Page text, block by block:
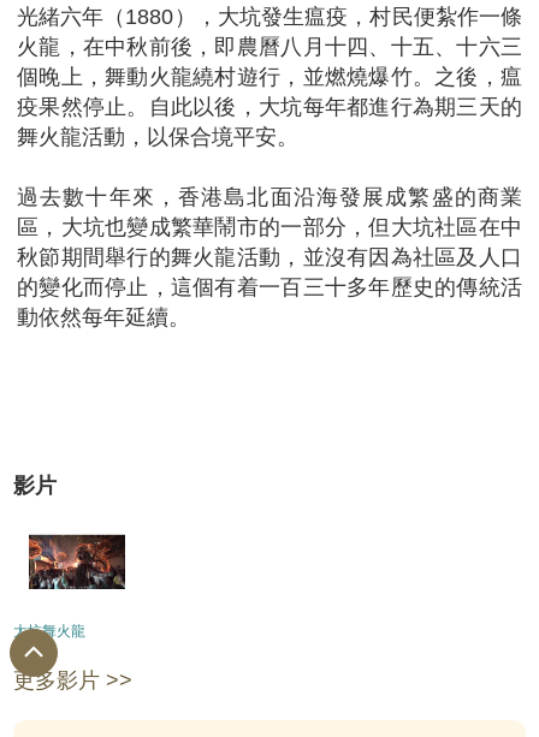
光緒六年（1880），大坑發生瘟疫，村民便紮作一條
火龍，在中秋前後，即農曆八月十四、十五、十六三
個晚上，舞動火龍繞村遊行，並燃燒爆竹。之後，瘟
疫果然停止。自此以後，大坑每年都進行為期三天的
舞火龍活動，以保合境平安。
過去數十年來，香港島北面沿海發展成繁盛的商業
區，大坑也變成繁華鬧市的一部分，但大坑社區在中
秋節期間舉行的舞火龍活動，並沒有因為社區及人口
的變化而停止，這個有着一百三十多年歷史的傳統活
動依然每年延續。
影片
大坑舞火龍
更多影片 >>